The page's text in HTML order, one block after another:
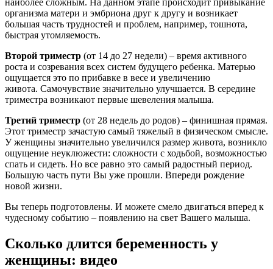
наиболее сложным. На данном этапе происходит привыкание
организма матери и эмбриона друг к другу и возникает
большая часть трудностей и проблем, например, тошнота,
быстрая утомляемость.
Второй триместр (от 14 до 27 недели) – время активного
роста и созревания всех систем будущего ребенка. Матерью
ощущается это по прибавке в весе и увеличению
живота. Самочувствие значительно улучшается. В середине
триместра возникают первые шевеления малыша.
Третий триместр (от 28 недель до родов) – финишная прямая.
Этот триместр зачастую самый тяжелый в физическом смысле.
У женщины значительно увеличился размер живота, возникло
ощущение неуклюжести: сложности с ходьбой, возможностью
спать и сидеть. Но все равно это самый радостный период.
Большую часть пути Вы уже прошли. Впереди рождение
новой жизни.
Вы теперь подготовлены. И можете смело двигаться вперед к
чудесному событию – появлению на свет Вашего малыша.
Сколько длится беременность у
женщины: видео